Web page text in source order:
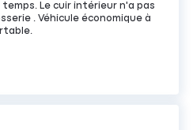
Le cuir intérieur n'a pas
. Véhicule économique à